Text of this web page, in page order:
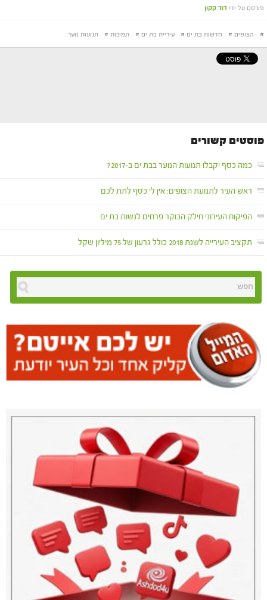
פורסם על ידי דוד קקון
# הצופים # חדשות בת ים # עיריית בת ים # תמיכות # תנועות נוער
פוסטים קשורים
כמה כסף יקבלו תנועות הנוער בבת ים ב-2017?
ראש העיר לתנועת הצופים: אין לי כסף לתת לכם
הפיקוח העירוני חילק הבוקר פרחים לנשות בת ים
תקציב העירייה לשנת 2018 כולל גרעון של 75 מיליון שקל